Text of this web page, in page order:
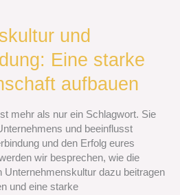
und
Eine starke
aufbauen
mehr als nur ein Schlagwort. Sie
und beeinflusst
und den Erfolg eures
wir besprechen, wie die
Unternehmenskultur dazu beitragen
und eine starke